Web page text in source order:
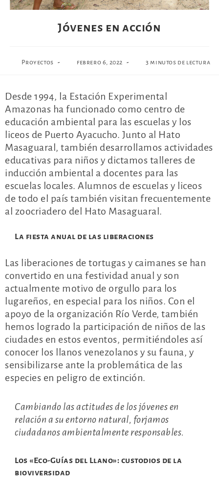
Jóvenes en acción
Proyectos febrero 6, 2022 3 minutos de lectura
Desde 1994, la Estación Experimental
Amazonas ha funcionado como centro de
educación ambiental para las escuelas y los
liceos de Puerto Ayacucho. Junto al Hato
Masaguaral, también desarrollamos actividades
educativas para niños y dictamos talleres de
inducción ambiental a docentes para las
escuelas locales. Alumnos de escuelas y liceos
de todo el país también visitan frecuentemente
al zoocriadero del Hato Masaguaral.
La fiesta anual de las liberaciones
Las liberaciones de tortugas y caimanes se han
convertido en una festividad anual y son
actualmente motivo de orgullo para los
lugareños, en especial para los niños. Con el
apoyo de la organización Río Verde, también
hemos logrado la participación de niños de las
ciudades en estos eventos, permitiéndoles así
conocer los llanos venezolanos y su fauna, y
sensibilizarse ante la problemática de las
especies en peligro de extinción.
Cambiando las actitudes de los jóvenes en
relación a su entorno natural, forjamos
ciudadanos ambientalmente responsables.
Los «Eco-Guías del Llano»: custodios de la
bioviversidad